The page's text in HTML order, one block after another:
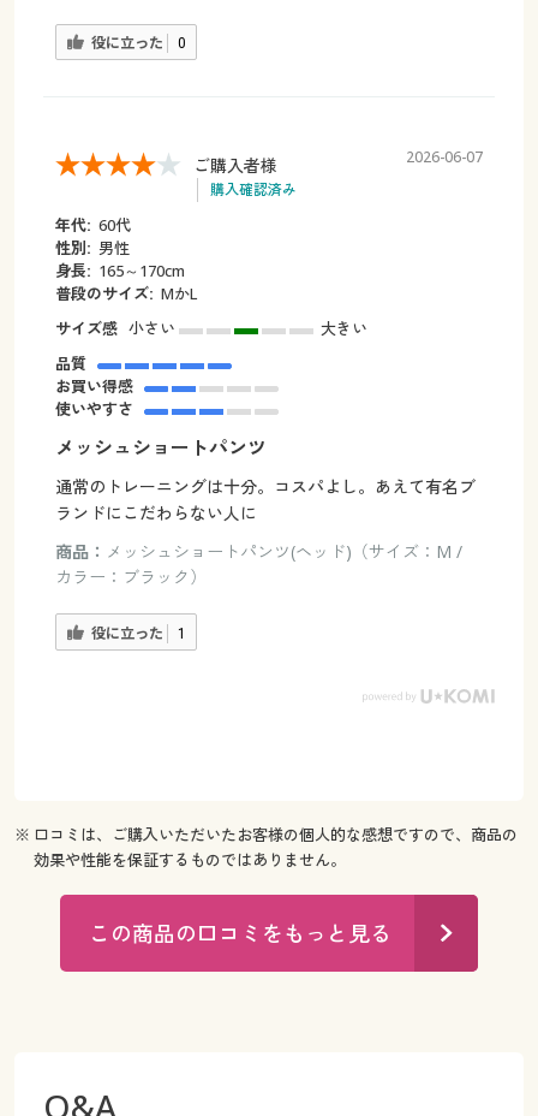
役に立った 0
ご購入者様
購入確認済み
2026-06-07
年代: 60代
性別: 男性
身長: 165～170cm
普段のサイズ: MかL
サイズ感 小さい
大きい
品質
お買い得感
使いやすさ
メッシュショートパンツ
通常のトレーニングは十分。コスパよし。あえて有名ブ
ランドにこだわらない人に
商品： メッシュショートパンツ(ヘッド)（サイズ：M /
カラー：ブラック）
役に立った 1
※ 口コミは、ご購入いただいたお客様の個人的な感想ですので、商品の
効果や性能を保証するものではありません。
この商品の口コミをもっと見る